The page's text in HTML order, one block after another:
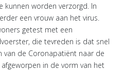
kunnen worden verzorgd. In
een vrouw aan het virus.
getest met een
die tevreden is dat snel
van de Coronapatiënt naar de
in de vorm van het